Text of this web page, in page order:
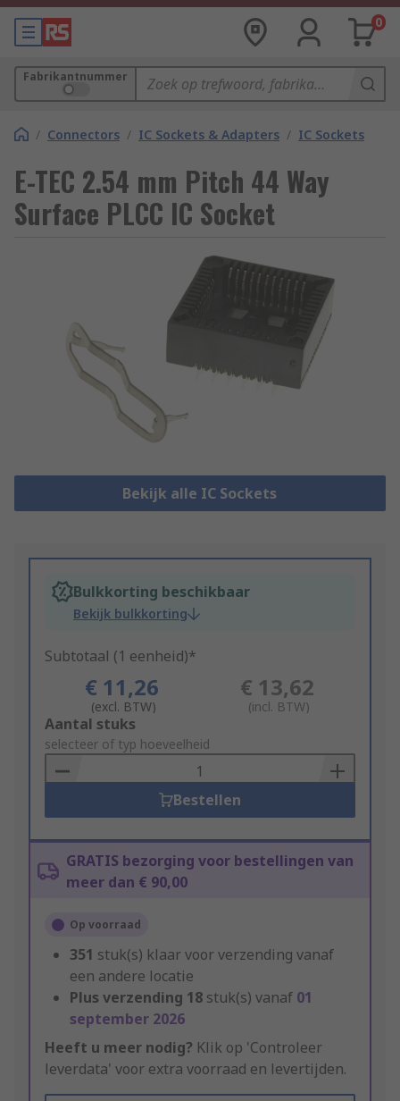
0
Fabrikantnummer
/ Connectors / IC Sockets & Adapters / IC Sockets
E-TEC 2.54 mm Pitch 44 Way
Surface PLCC IC Socket
Bekijk alle IC Sockets
Bulkkorting beschikbaar
Bekijk bulkkorting
Subtotaal (1 eenheid)*
€ 11,26
(excl. BTW)
€ 13,62
(incl. BTW)
Add
to
Basket
Aantal stuks
selecteer of typ hoeveelheid
Bestellen
GRATIS bezorging voor bestellingen van
meer dan € 90,00
Op voorraad
351 stuk(s) klaar voor verzending vanaf
een andere locatie
Plus verzending 18 stuk(s) vanaf 01
september 2026
Heeft u meer nodig? Klik op 'Controleer
leverdata' voor extra voorraad en levertijden.